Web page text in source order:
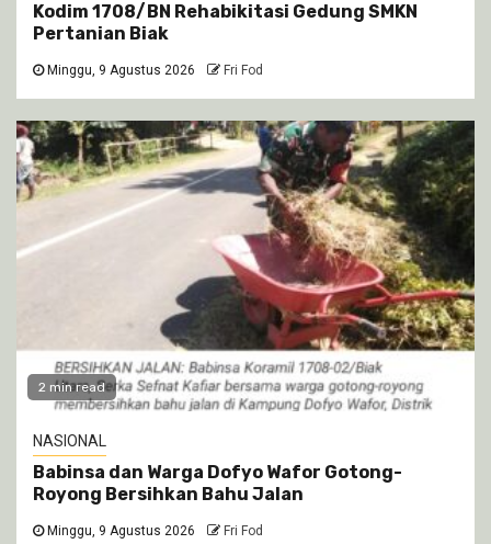
Kodim 1708/BN Rehabikitasi Gedung SMKN
Pertanian Biak
Minggu, 9 Agustus 2026 Fri Fod
2 min read
NASIONAL
Babinsa dan Warga Dofyo Wafor Gotong-
Royong Bersihkan Bahu Jalan
Minggu, 9 Agustus 2026 Fri Fod